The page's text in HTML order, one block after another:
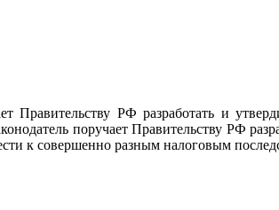
РФ разработать и
поручает Правительству РФ
к совершенно разным налоговым